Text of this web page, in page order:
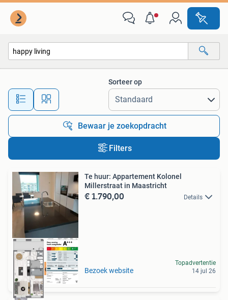
Alle afstanden…
Sorteer op
Bewaar je zoekopdracht
Filters
Meer op onze site
Te huur: Appartement Kolonel
Millerstraat in Maastricht
€ 1.790,00 Details
Bezoek website
Topadvertentie
14 jul 26